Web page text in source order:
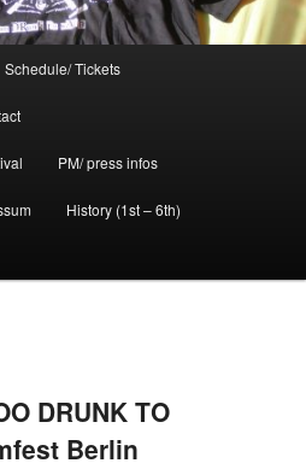
Schedule/ Tickets
PM/ press infos
History (1st – 6th)
DRUNK TO
Berlin